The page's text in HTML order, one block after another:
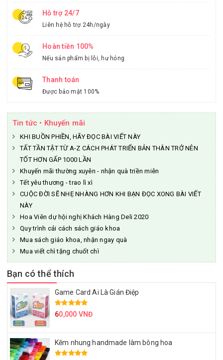
Hỗ trợ 24/7
Liên hệ hỗ trợ 24h/ngày
Hoàn tiền 100%
Nếu sản phẩm bị lỗi, hư hỏng
Thanh toán
Được bảo mật 100%
Tin tức • Khuyến mãi
KHI BUỒN PHIỀN, HÃY ĐỌC BÀI VIẾT NÀY
TẤT TẦN TẬT TỪ A-Z CÁCH PHÁT TRIỂN BẢN THÂN TRỞ NÊN
TỐT HƠN GẤP 1000 LẦN
Khuyến mãi thường xuyên - nhận quà triền miên
Tết yêu thương - trao lì xì
CUỘC ĐỜI SẼ NHẸ NHÀNG HƠN KHI BẠN ĐỌC XONG BÀI VIẾT
NÀY
Hoa Viên dự hội nghị Khách Hàng Deli 2020
Quy trình cải cách sách giáo khoa
Mua sách giáo khoa, nhận ngay quà
Mua viết chì tặng chuốt chì
Bạn có thể thích
Game Card Ai Là Gián Điệp
60,000 VNĐ
Kẽm nhung handmade làm bông hoa